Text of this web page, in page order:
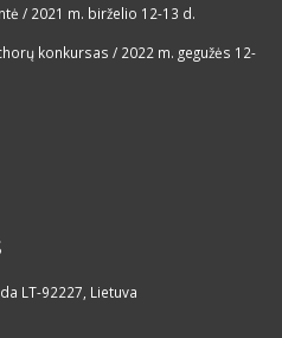
/ 2021 m. birželio 12-13 d.
konkursas / 2022 m. gegužės 12-
LT-92227, Lietuva